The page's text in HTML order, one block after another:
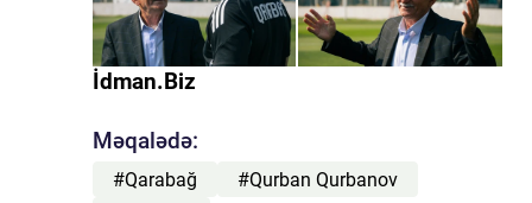
İdman.Biz
Məqalədə:
#Qarabağ
#Qurban Qurbanov